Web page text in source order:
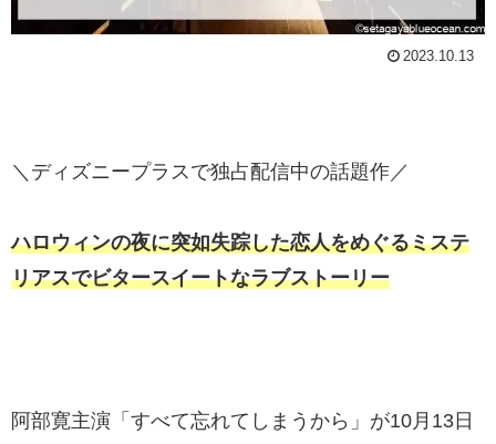
2023.10.13
＼ディズニープラスで独占配信中の話題作／
ハロウィンの夜に突如失踪した恋人をめぐるミステ
リアスでビタースイートなラブストーリー
阿部寛主演「すべて忘れてしまうから」が10月13日